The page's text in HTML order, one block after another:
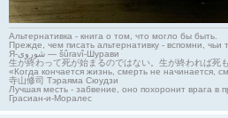
Альтернативка - книга о том, что могло бы быть.
Прежде, чем писать альтернативку - вспомни, чьи
Я-شوروی — šûravî-Шурави
生が終わって死が始まるのではない。生が終われば死
«Когда кончается жизнь, смерть не начинается,
寺山修司 Тэраяма Сюудзи
Лучшая месть - забвение, оно похоронит врага в
Грасиан-и-Моралес